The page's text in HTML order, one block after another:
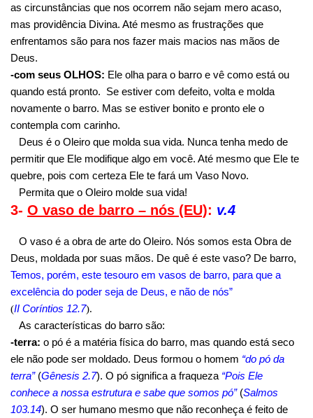
as circunstâncias que nos ocorrem não sejam mero acaso,
mas providência Divina. Até mesmo as frustrações que
enfrentamos são para nos fazer mais macios nas mãos de
Deus.
-com seus OLHOS: Ele olha para o barro e vê como está ou
quando está pronto. Se estiver com defeito, volta e molda
novamente o barro. Mas se estiver bonito e pronto ele o
contempla com carinho.
Deus é o Oleiro que molda sua vida. Nunca tenha medo de
permitir que Ele modifique algo em você. Até mesmo que Ele te
quebre, pois com certeza Ele te fará um Vaso Novo.
Permita que o Oleiro molde sua vida!
3- O vaso de barro – nós (EU): v.4
O vaso é a obra de arte do Oleiro. Nós somos esta Obra de
Deus, moldada por suas mãos. De quê é este vaso? De barro,
Temos, porém, este tesouro em vasos de barro, para que a
excelência do poder seja de Deus, e não de nós”
(II Coríntios 12.7).
As características do barro são:
-terra: o pó é a matéria física do barro, mas quando está seco
ele não pode ser moldado. Deus formou o homem “do pó da
terra”(Gênesis 2.7). O pó significa a fraqueza “Pois Ele
conhece a nossa estrutura e sabe que somos pó” (Salmos
103.14). O ser humano mesmo que não reconheça é feito de